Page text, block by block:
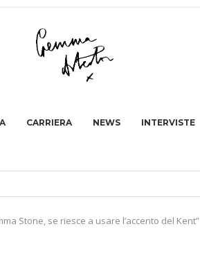
CARRIERA NEWS INTERVISTE
Stone, se riesce a usare l’accento del Kent”